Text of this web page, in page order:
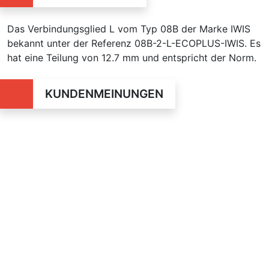
Das Verbindungsglied L vom Typ 08B der Marke IWIS
bekannt unter der Referenz 08B-2-L-ECOPLUS-IWIS. Es
hat eine Teilung von 12.7 mm und entspricht der Norm.
KUNDENMEINUNGEN